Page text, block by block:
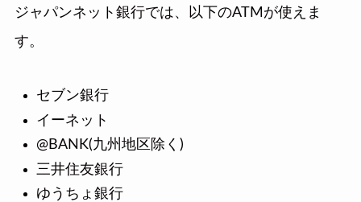
ジャパンネット銀行では、以下のATMが使えま
す。
セブン銀行
イーネット
@BANK(九州地区除く)
三井住友銀行
ゆうちょ銀行